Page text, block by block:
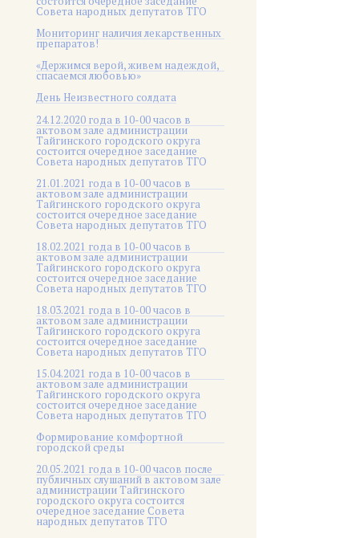
Совета народных депутатов ТГО
Мониторинг наличия лекарственных
препаратов!
«Держимся верой, живем надеждой,
спасаемся любовью»
День Неизвестного солдата
24.12.2020 года в 10-00 часов в
актовом зале администрации
Тайгинского городского округа
состоится очередное заседание
Совета народных депутатов ТГО
21.01.2021 года в 10-00 часов в
актовом зале администрации
Тайгинского городского округа
состоится очередное заседание
Совета народных депутатов ТГО
18.02.2021 года в 10-00 часов в
актовом зале администрации
Тайгинского городского округа
состоится очередное заседание
Совета народных депутатов ТГО
18.03.2021 года в 10-00 часов в
актовом зале администрации
Тайгинского городского округа
состоится очередное заседание
Совета народных депутатов ТГО
15.04.2021 года в 10-00 часов в
актовом зале администрации
Тайгинского городского округа
состоится очередное заседание
Совета народных депутатов ТГО
Формирование комфортной
городской среды
20.05.2021 года в 10-00 часов после
публичных слушаний в актовом зале
администрации Тайгинского
городского округа состоится
очередное заседание Совета
народных депутатов ТГО